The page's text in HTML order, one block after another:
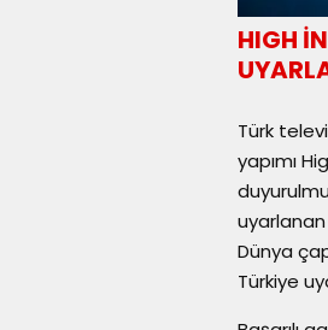
HIGH
Türk
yapımı
uyarlanan
Dünya
Türkiye